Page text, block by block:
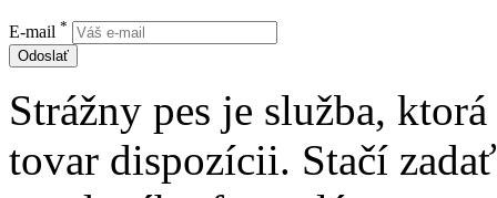
E-mail *
Odoslať
Strážny pes je služba,
tovar dispozícii. Stačí